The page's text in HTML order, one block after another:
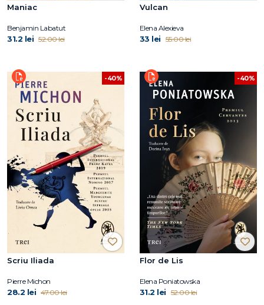
Maniac
Benjamin Labatut
31.2 lei 52.00 lei
Vulcan
Elena Alexieva
33 lei 55.00 lei
-40%
Scriu Iliada
Pierre Michon
28.2 lei 47.00 lei
-40%
Flor de Lis
Elena Poniatowska
31.2 lei 52.00 lei